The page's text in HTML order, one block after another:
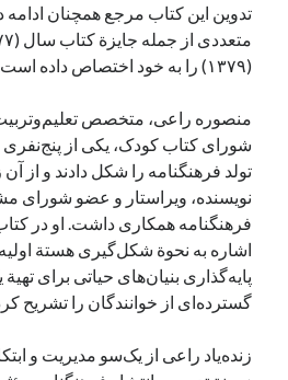
تدوین این کتاب مرجع همچنان ادامه
(۱۳۷۹) را به خود اختصاص داده است.
منصوره راعی،‌ متخصص
شورای کتاب کودک، یکی از پنج‌نفری
تولد فرهنگنامه را شکل دادند و از
نویسنده، ویراستار و عضو شورای
فرهنگنامه همکاری داشت. او در
اشاره به نحوة شکل‌گیری هستة اولیه
پایه‌گذاری بنیان‌های حیاتی برای
گسترده‌ای از خوانندگان را تشریح
زنده‌یاد راعی از یک‌سو مدیریت و